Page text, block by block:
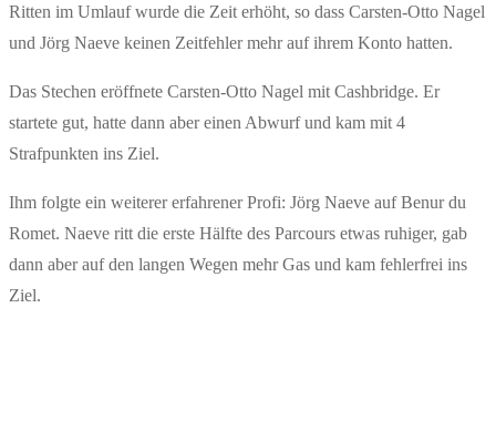
Ritten im Umlauf wurde die Zeit erhöht, so dass Carsten-Otto Nagel
und Jörg Naeve keinen Zeitfehler mehr auf ihrem Konto hatten.
Das Stechen eröffnete Carsten-Otto Nagel mit Cashbridge. Er
startete gut, hatte dann aber einen Abwurf und kam mit 4
Strafpunkten ins Ziel.
Ihm folgte ein weiterer erfahrener Profi: Jörg Naeve auf Benur du
Romet. Naeve ritt die erste Hälfte des Parcours etwas ruhiger, gab
dann aber auf den langen Wegen mehr Gas und kam fehlerfrei ins
Ziel.